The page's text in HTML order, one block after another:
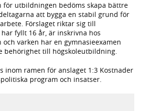
för utbildningen bedöms skapa bättre
att bygga en stabil grund för
Förslaget riktar sig till
fyllt 16 år, är inskrivna hos
varken har en gymnasieexamen
behörighet till högskoleutbildning.
inom ramen för anslaget 1:3 Kostnader
program och insatser.